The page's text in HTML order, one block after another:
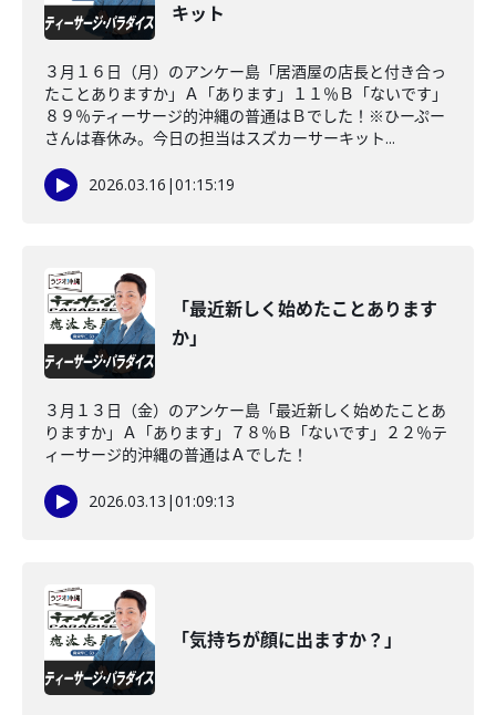
キット
３月１６日（月）のアンケー島「居酒屋の店長と付き合っ
たことありますか」Ａ「あります」１１％Ｂ「ないです」
８９％ティーサージ的沖縄の普通はＢでした！※ひーぷー
さんは春休み。今日の担当はスズカーサーキット...
2026.03.16 |01:15:19
「最近新しく始めたことあります
か」
３月１３日（金）のアンケー島「最近新しく始めたことあ
りますか」Ａ「あります」７８％Ｂ「ないです」２２％テ
ィーサージ的沖縄の普通はＡでした！
2026.03.13 |01:09:13
「気持ちが顔に出ますか？」